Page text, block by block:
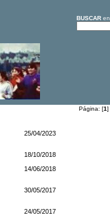
BUSCARen
Página: [1]
25/04/2023
18/10/2018
14/06/2018
30/05/2017
24/05/2017